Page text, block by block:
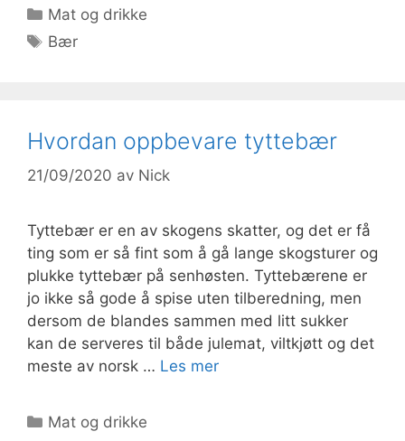
Kategorier
Mat og drikke
Stikkord
Bær
Hvordan oppbevare tyttebær
21/09/2020 av Nick
Tyttebær er en av skogens skatter, og det er få
ting som er så fint som å gå lange skogsturer og
plukke tyttebær på senhøsten. Tyttebærene er
jo ikke så gode å spise uten tilberedning, men
dersom de blandes sammen med litt sukker
kan de serveres til både julemat, viltkjøtt og det
meste av norsk … Les mer
Kategorier
Mat og drikke